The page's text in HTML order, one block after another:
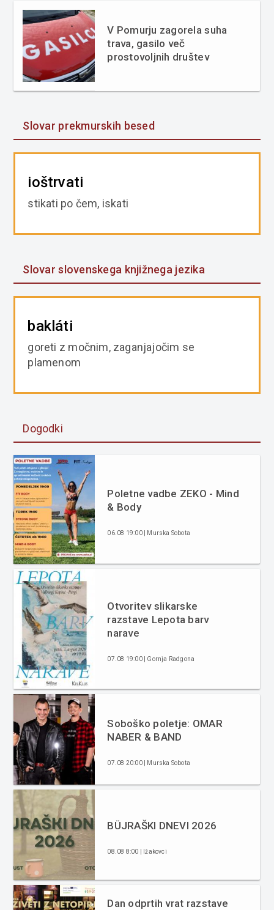
V Pomurju zagorela suha
trava, gasilo več
prostovoljnih društev
Slovar prekmurskih besed
ioštrvati
stikati po čem, iskati
Slovar slovenskega knjižnega jezika
bakláti
goreti z močnim, zaganjajočim se
plamenom
Dogodki
Poletne vadbe ZEKO - Mind
& Body
06.08 19:00 | Murska Sobota
Otvoritev slikarske
razstave Lepota barv
narave
07.08 19:00 | Gornja Radgona
Soboško poletje: OMAR
NABER & BAND
07.08 20:00 | Murska Sobota
BÜJRAŠKI DNEVI 2026
08.08 8:00 | Ižakovci
Dan odprtih vrat razstave